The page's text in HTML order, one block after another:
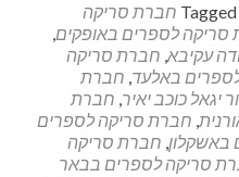
about
סריקת
מסמכים
לעסק
Tagged חברת סריקה
סריקה לספרים באופקים,
עקיבא, חברת סריקה
באלעד, חברת
כוכב יאיר, חברת
, חברת סריקה לספרים
, חברת סריקה
סריקה לספרים בבאר